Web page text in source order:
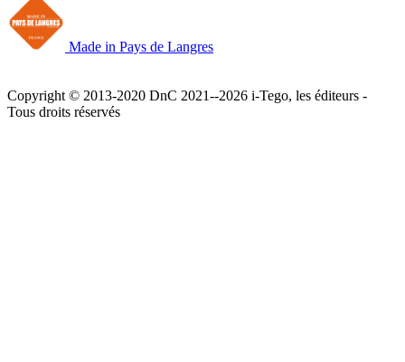
Made in Pays de Langres
Copyright © 2013-2020 DnC 2021--2026 i-Tego, les éditeurs -
Tous droits réservés